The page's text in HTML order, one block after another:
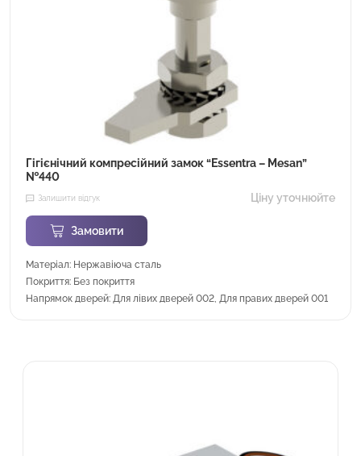
Гігієнічний компресійний замок “Essentra – Mesan”
№440
Залишити відгук Ціну уточнюйте
Замовити
Матеріал: Нержавіюча сталь
Покриття: Без покриття
Напрямок дверей: Для лівих дверей 002, Для правих дверей 001